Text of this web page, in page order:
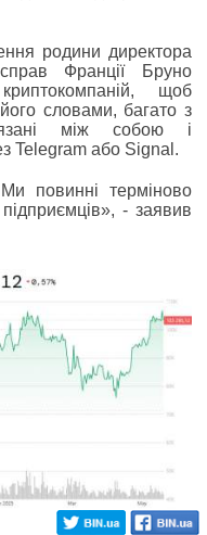
родини директора
Франції Бруно
щоб
словами, багато з
між собою і
Telegram або Signal.
повинні терміново
- заявив